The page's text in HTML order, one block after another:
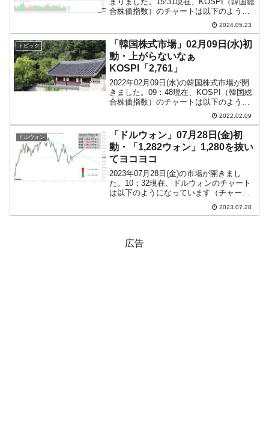
合株価指数）のチャートは以下のように
『Investing.com』より引用）。陽線です
が、すごいコマ足になりました。KOSP...
2024.05.23
トピック
「韓国株式市場」02月09日(水)初
動・上がらないなぁ
KOSPI「2,761」
2022年02月09日(水)の韓国株式市場が開
きました。09：48現在、KOSPI（韓国総
合株価指数）のチャートは以下のように
『Investing.com』より引用）。上がって
始まったのですが、現在は陰線。
KOSPI...
2022.02.09
ドルウォン
「ドルウォン」07月28日(金)初
動・「1,282ウォン」1,280を抜い
てヨコヨコ
2023年07月28日(金)の市場が開きまし
た。10：32現在、ドルウォンのチャート
は以下のようになっています（チャート
は『Investing.com』より引用）。↑水色
のラインは週足で引いたチャネルライン
2023.07.28
広告